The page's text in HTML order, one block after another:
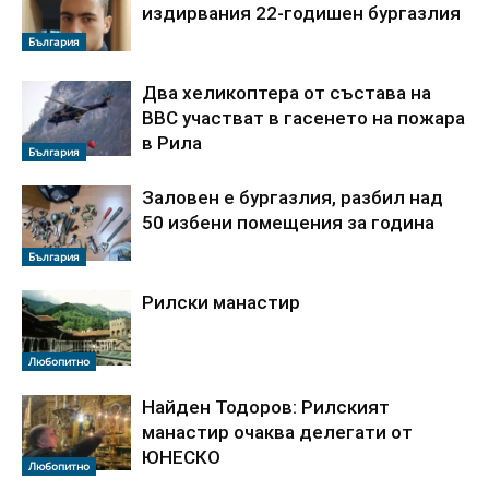
България
издирвания 22-годишен бургазлия
България
Два хеликоптера от състава на
ВВС участват в гасенето на пожара
в Рила
България
Заловен е бургазлия, разбил над
50 избени помещения за година
Любопитно
Рилски манастир
Любопитно
Найден Тодоров: Рилският
манастир очаква делегати от
ЮНЕСКО